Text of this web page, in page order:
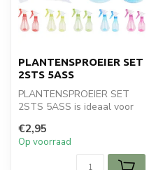
PLANTENSPROEIER SET
2STS 5ASS
PLANTENSPROEIER SET
2STS 5ASS is ideaal voor
huishoud. Perfec...
€2,95
Op voorraad